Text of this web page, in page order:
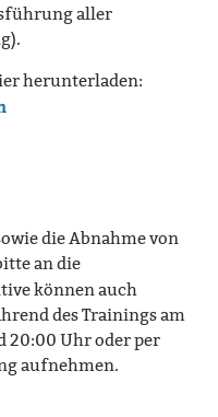
aller
herunterladen:
die Abnahme von
an die
können auch
des Trainings am
20:00 Uhr oder per
aufnehmen.